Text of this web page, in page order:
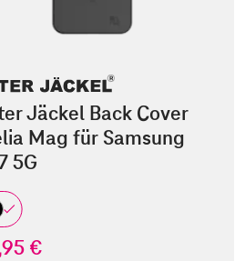
Jäckel Back Cover
Mag für Samsung
5G
€